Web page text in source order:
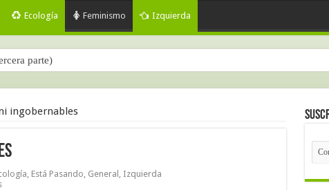
Ecología Feminismo Izquierda
parte)
ingobernables
, Está Pasando, General , Izquierda